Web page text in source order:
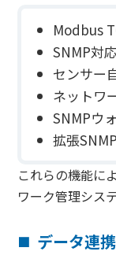
Modbus
SNMP対
センサー
ネットワ
SNMPウ
拡張
これらの機能に
ワーク管理シス
データ連